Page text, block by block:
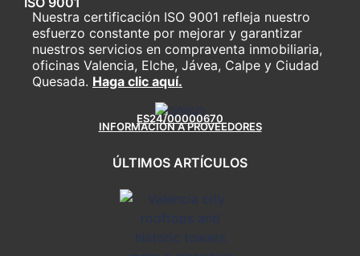
Nuestra certificación ISO 9001 refleja nuestro
esfuerzo constante por mejorar y garantizar
nuestros servicios en compraventa inmobiliaria,
oficinas Valencia, Elche, Jávea, Calpe y Ciudad
Quesada. Haga clic aquí.
ES24/00000670
INFORMACIÓN A PROVEEDORES
ÚLTIMOS ARTÍCULOS